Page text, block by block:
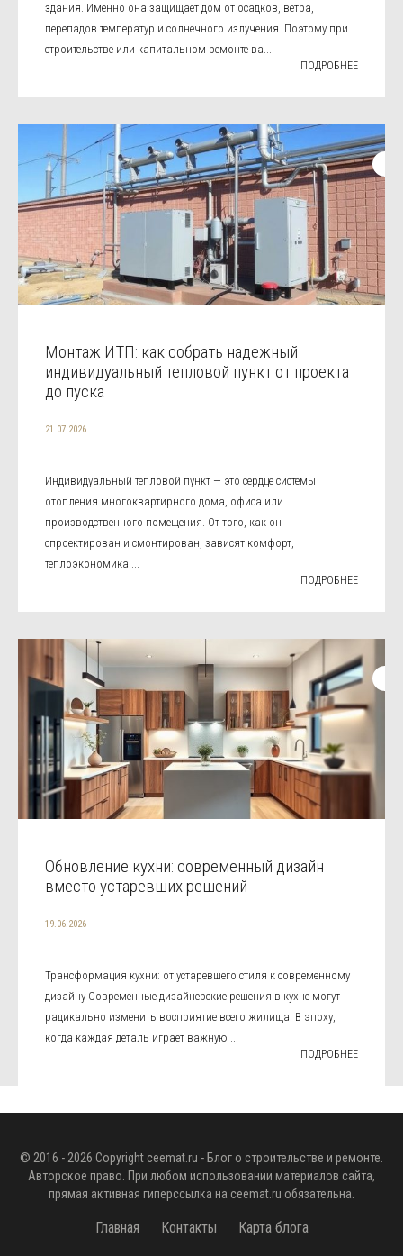
здания. Именно она защищает дом от осадков, ветра,
перепадов температур и солнечного излучения. Поэтому при
строительстве или капитальном ремонте ва...
ПОДРОБНЕЕ
Монтаж ИТП: как собрать надежный
индивидуальный тепловой пункт от проекта
до пуска
21.07.2026
Индивидуальный тепловой пункт — это сердце системы
отопления многоквартирного дома, офиса или
производственного помещения. От того, как он
спроектирован и смонтирован, зависят комфорт,
теплоэкономика ...
ПОДРОБНЕЕ
Обновление кухни: современный дизайн
вместо устаревших решений
19.06.2026
Трансформация кухни: от устаревшего стиля к современному
дизайну Современные дизайнерские решения в кухне могут
радикально изменить восприятие всего жилища. В эпоху,
когда каждая деталь играет важную ...
ПОДРОБНЕЕ
© 2016 - 2026 Copyright ceemat.ru - Блог о строительстве и ремонте.
Авторское право. При любом использовании материалов сайта,
прямая активная гиперссылка на ceemat.ru обязательна.
Главная Контакты Карта блога